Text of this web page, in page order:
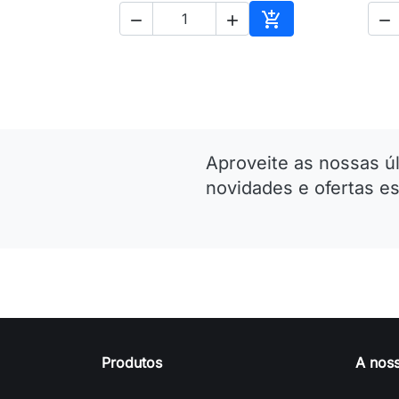
  
Adicionar ao

Aproveite as nossas
novidades e ofertas
Produtos A